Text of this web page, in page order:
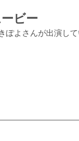
ビー
ぽよさんが出演し